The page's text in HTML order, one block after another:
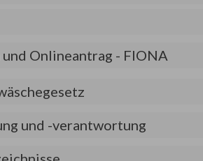
Onlineantrag - FIONA
und -verantwortung